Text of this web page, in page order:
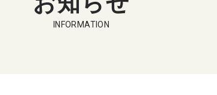
INFORMATION